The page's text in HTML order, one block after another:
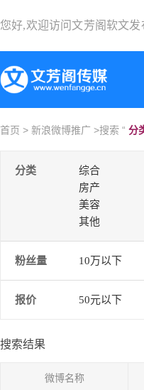
您好,欢迎访问 文芳阁软文发
首页 > 新浪微博推广 >搜索 “ 分
分类 综合
房产
美容
其他
粉丝量 10万以下
报价 50元以下
搜索结果
微博名称